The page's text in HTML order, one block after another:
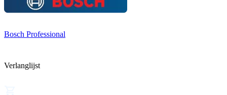
Bosch Professional
Verlanglijst